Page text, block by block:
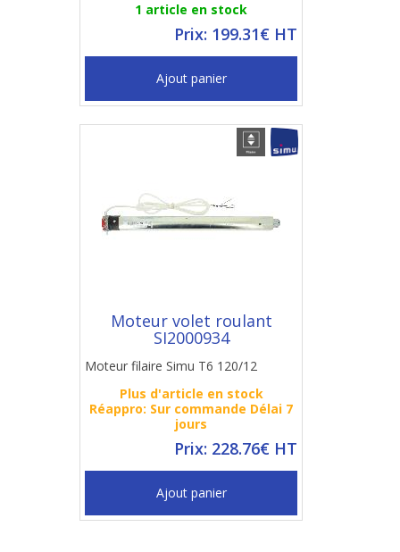
1 article en stock
Prix: 199.31€ HT
Ajout panier
Moteur volet roulant
SI2000934
Moteur filaire Simu T6 120/12
Plus d'article en stock
Réappro: Sur commande Délai 7
jours
Prix: 228.76€ HT
Ajout panier